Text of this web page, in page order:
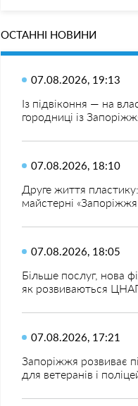
ОСТАННІ НОВИНИ
07.08.2026, 19:13
Із підвіконня — на
городниці із
07.08.2026, 18:10
Друге життя
майстерні «Запоріжжя
07.08.2026, 18:05
Більше послуг, нова
як розвиваються
07.08.2026, 17:21
Запоріжжя розвиває
для ветеранів і